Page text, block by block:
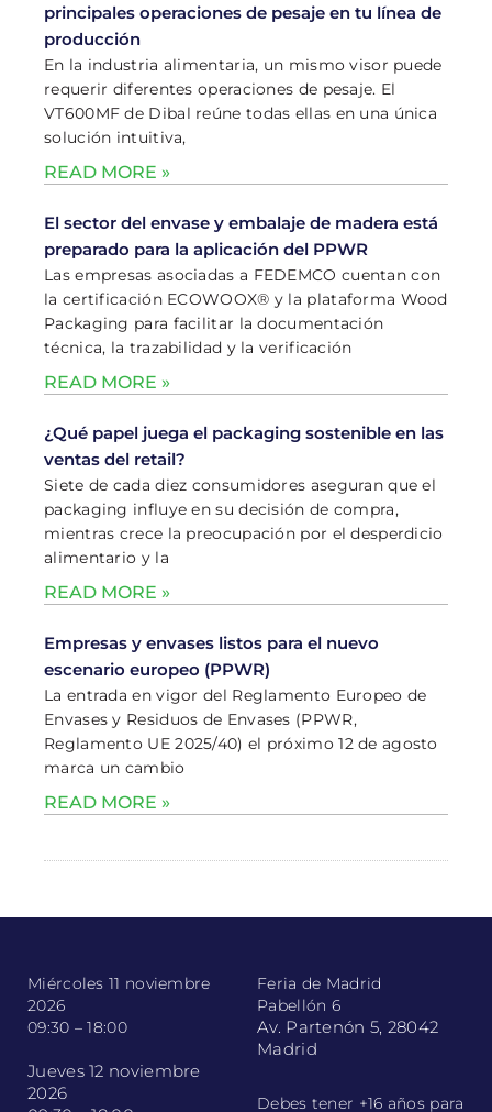
principales operaciones de pesaje en tu línea de
producción
En la industria alimentaria, un mismo visor puede
requerir diferentes operaciones de pesaje. El
VT600MF de Dibal reúne todas ellas en una única
solución intuitiva,
READ MORE »
El sector del envase y embalaje de madera está
preparado para la aplicación del PPWR
Las empresas asociadas a FEDEMCO cuentan con
la certificación ECOWOOX® y la plataforma Wood
Packaging para facilitar la documentación
técnica, la trazabilidad y la verificación
READ MORE »
¿Qué papel juega el packaging sostenible en las
ventas del retail?
Siete de cada diez consumidores aseguran que el
packaging influye en su decisión de compra,
mientras crece la preocupación por el desperdicio
alimentario y la
READ MORE »
Empresas y envases listos para el nuevo
escenario europeo (PPWR)
La entrada en vigor del Reglamento Europeo de
Envases y Residuos de Envases (PPWR,
Reglamento UE 2025/40) el próximo 12 de agosto
marca un cambio
READ MORE »
Miércoles 11 noviembre
2026
09:30 – 18:00
Jueves 12 noviembre
2026
Feria de Madrid
Pabellón 6
Av. Partenón 5, 28042
Madrid
Debes tener +16 años para